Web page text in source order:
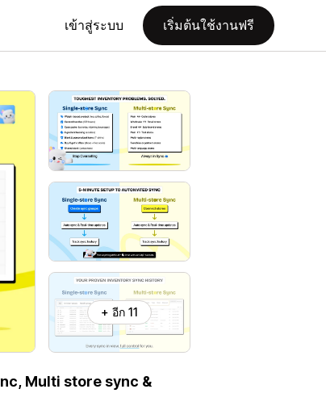
เข้าสู่ระบบ เริ่มต้นใช้งานฟรี
+ อีก 11
Multi store sync &